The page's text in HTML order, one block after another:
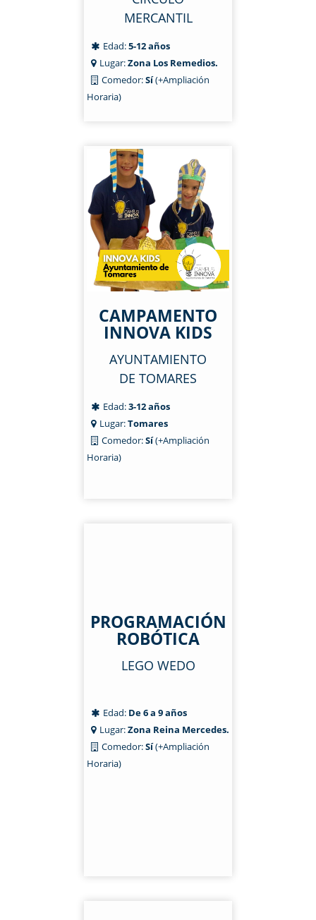
MERCANTIL
Edad:5-12 años
Lugar:Zona Los Remedios.
Comedor:Sí(+Ampliación
Horaria)
CAMPAMENTO
INNOVA KIDS
AYUNTAMIENTO
DE TOMARES
Edad:3-12 años
Lugar:Tomares
Comedor:Sí(+Ampliación
Horaria)
PROGRAMACIÓN
ROBÓTICA
LEGO WEDO
Edad: De 6 a 9 años
Lugar:Zona Reina Mercedes.
Comedor:Sí(+Ampliación
Horaria)